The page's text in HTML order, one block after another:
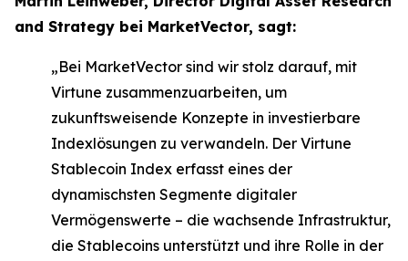
and Strategy bei MarketVector, sagt:
„Bei MarketVector sind wir stolz darauf, mit
Virtune zusammenzuarbeiten, um
zukunftsweisende Konzepte in investierbare
Indexlösungen zu verwandeln. Der Virtune
Stablecoin Index erfasst eines der
dynamischsten Segmente digitaler
Vermögenswerte – die wachsende Infrastruktur,
die Stablecoins unterstützt und ihre Rolle in der